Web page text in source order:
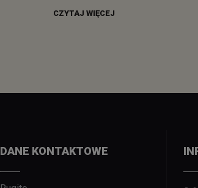
CZYTAJ WIĘCEJ
DANE KONTAKTOWE